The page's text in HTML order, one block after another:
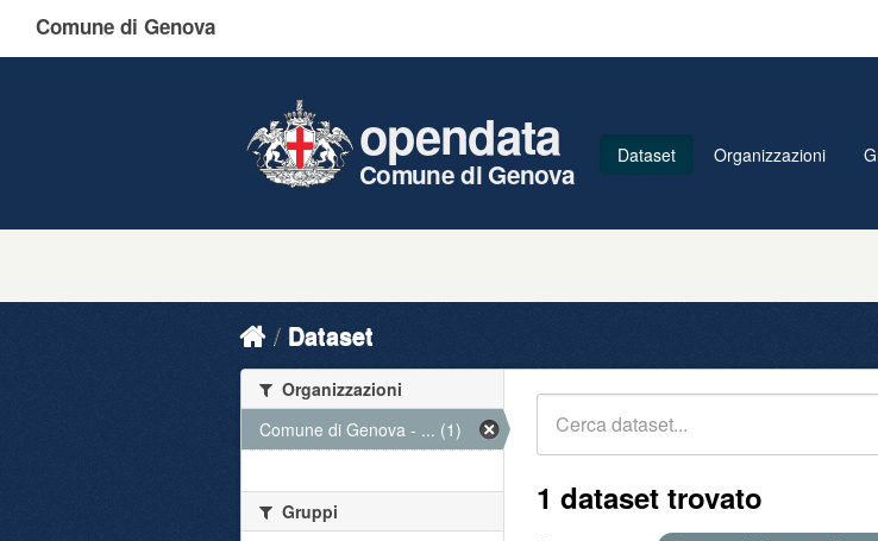
Comune di Genova
opendata
Comune di Genova
Dataset Organizzazioni
Dataset
1 dataset trovato
Organizzazioni
Comune di Genova - ... (1)
Gruppi